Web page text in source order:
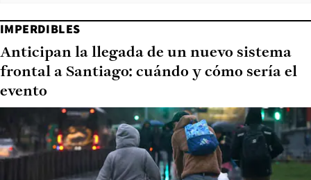
IMPERDIBLES
Anticipan la llegada de un nuevo sistema
frontal a Santiago: cuándo y cómo sería el
evento